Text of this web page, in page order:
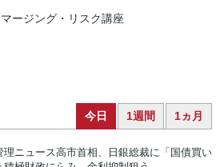
ージング・リスク講座
今日 1週間 1ヵ月
理ニュース高市首相、日銀総裁に「国債買い